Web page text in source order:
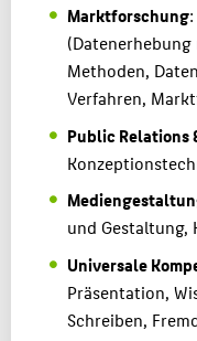
Marktforschung
Methoden,
Verfahren,
Public
und Gestaltung,
Universale
Präsentation,
Schreiben,